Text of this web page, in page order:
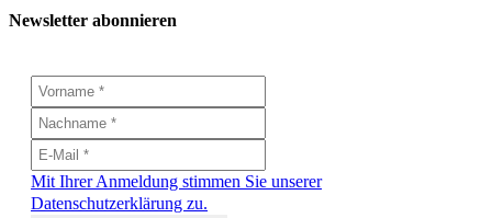
Newsletter abonnieren
Mit Ihrer Anmeldung stimmen Sie unserer
Datenschutzerklärung zu.